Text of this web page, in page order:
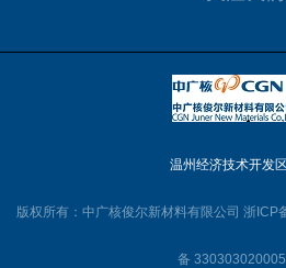
温州经济技术开发
版权所有：中广核俊尔新材料有限公司 浙ICP
备